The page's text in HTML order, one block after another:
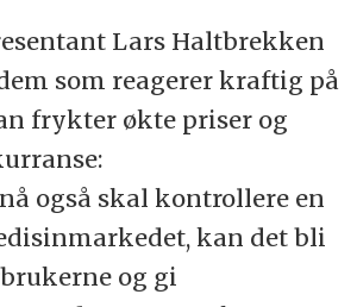
Lars Haltbrekken
som reagerer kraftig på
frykter økte priser og
også skal kontrollere en
kan det bli
og gi